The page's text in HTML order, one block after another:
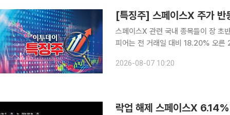
스페이스X 관련 국내 종목들이 장 초반 강세다. 7일 한국거래소에 따르면 오
피어는 전 거래일 대비 18.20% 오른
(1.39%), 와이제이링크(1.35%) 등
2026-08-07 10:20
락업 해제 스페이스X